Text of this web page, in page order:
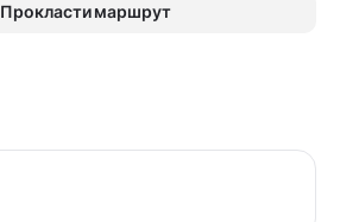
Прокласти маршрут